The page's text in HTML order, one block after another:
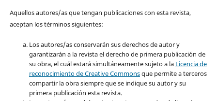
Aquellos autores/as que tengan publicaciones con esta revista,
aceptan los términos siguientes:
Los autores/as conservarán sus derechos de autor y
garantizarán a la revista el derecho de primera publicación de
su obra, el cuál estará simultáneamente sujeto a la Licencia de
reconocimiento de Creative Commonsque permite a terceros
compartir la obra siempre que se indique su autor y su
primera publicación esta revista.